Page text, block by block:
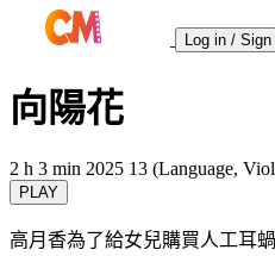
Log in / Sign
向陽花
2 h 3 min 2025 13 (Language,
PLAY
高月香為了給女兒購買人工耳